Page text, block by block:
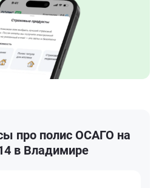
про полис ОСАГО на
в Владимире